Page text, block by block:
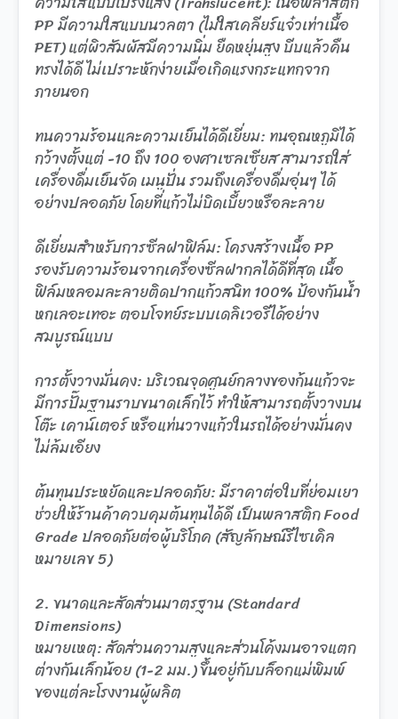
PP มีความใสแบบนวลตา (ไม่ใสเคลียร์แจ๋วเท่าเนื้อ
PET) แต่ผิวสัมผัสมีความนิ่ม ยืดหยุ่นสูง บีบแล้วคืน
ทรงได้ดี ไม่เปราะหักง่ายเมื่อเกิดแรงกระแทกจาก
ภายนอก
ทนความร้อนและความเย็นได้ดีเยี่ยม: ทนอุณหภูมิได้
กว้างตั้งแต่ -10 ถึง 100 องศาเซลเซียส สามารถใส่
เครื่องดื่มเย็นจัด เมนูปั่น รวมถึงเครื่องดื่มอุ่นๆ ได้
อย่างปลอดภัย โดยที่แก้วไม่บิดเบี้ยวหรือละลาย
ดีเยี่ยมสำหรับการซีลฝาฟิล์ม: โครงสร้างเนื้อ PP
รองรับความร้อนจากเครื่องซีลฝากลได้ดีที่สุด เนื้อ
ฟิล์มหลอมละลายติดปากแก้วสนิท 100% ป้องกันน้ำ
หกเลอะเทอะ ตอบโจทย์ระบบเดลิเวอรีได้อย่าง
สมบูรณ์แบบ
การตั้งวางมั่นคง: บริเวณจุดศูนย์กลางของก้นแก้วจะ
มีการปั๊มฐานราบขนาดเล็กไว้ ทำให้สามารถตั้งวางบน
โต๊ะ เคาน์เตอร์ หรือแท่นวางแก้วในรถได้อย่างมั่นคง
ไม่ล้มเอียง
ต้นทุนประหยัดและปลอดภัย: มีราคาต่อใบที่ย่อมเยา
ช่วยให้ร้านค้าควบคุมต้นทุนได้ดี เป็นพลาสติก Food
Grade ปลอดภัยต่อผู้บริโภค (สัญลักษณ์รีไซเคิล
หมายเลข 5)
2. ขนาดและสัดส่วนมาตรฐาน (Standard
Dimensions)
หมายเหตุ: สัดส่วนความสูงและส่วนโค้งมนอาจแตก
ต่างกันเล็กน้อย (1-2 มม.) ขึ้นอยู่กับบล็อกแม่พิมพ์
ของแต่ละโรงงานผู้ผลิต